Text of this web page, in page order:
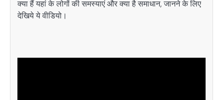
क्या हैं यहां के लोगों की समस्याएं और क्या है समाधान, जानने के लिए
देखिये ये वीडियो।